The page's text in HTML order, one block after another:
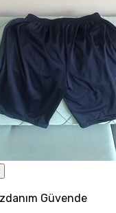
Güvende